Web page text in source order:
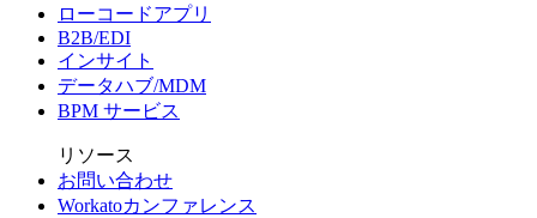
ローコードアプリ
B2B/EDI
インサイト
データハブ/MDM
BPM サービス
リソース
お問い合わせ
Workatoカンファレンス